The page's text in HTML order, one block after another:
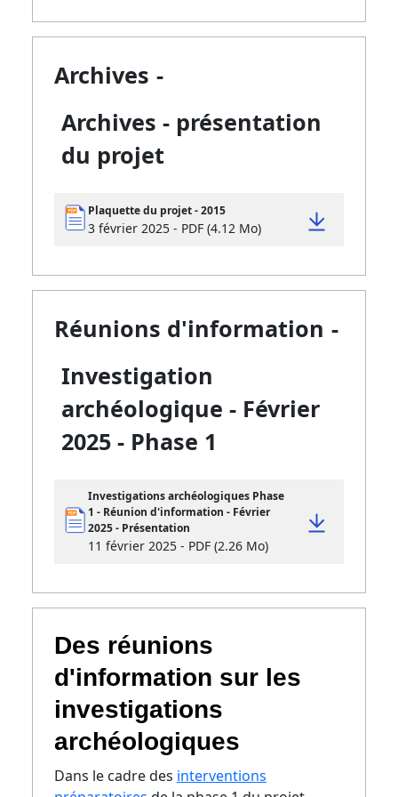
Archives -
Archives - présentation
du projet
Plaquette du projet - 2015
3 février 2025 - PDF (4.12 Mo)
Réunions d'information -
Investigation
archéologique - Février
2025 - Phase 1
Investigations archéologiques Phase
1 - Réunion d'information - Février
2025 - Présentation
11 février 2025 - PDF (2.26 Mo)
Des réunions
d'information sur les
investigations
archéologiques
Dans le cadre des interventions